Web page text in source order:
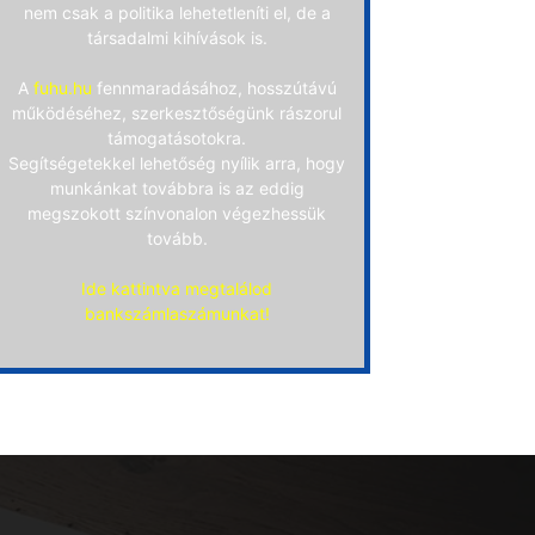
nem csak a politika lehetetleníti el, de a
társadalmi kihívások is.
A fuhu.hu fennmaradásához, hosszútávú
működéséhez, szerkesztőségünk rászorul
támogatásotokra.
Segítségetekkel lehetőség nyílik arra, hogy
munkánkat továbbra is az eddig
megszokott színvonalon végezhessük
tovább.
Ide kattintva megtalálod
bankszámlaszámunkat!